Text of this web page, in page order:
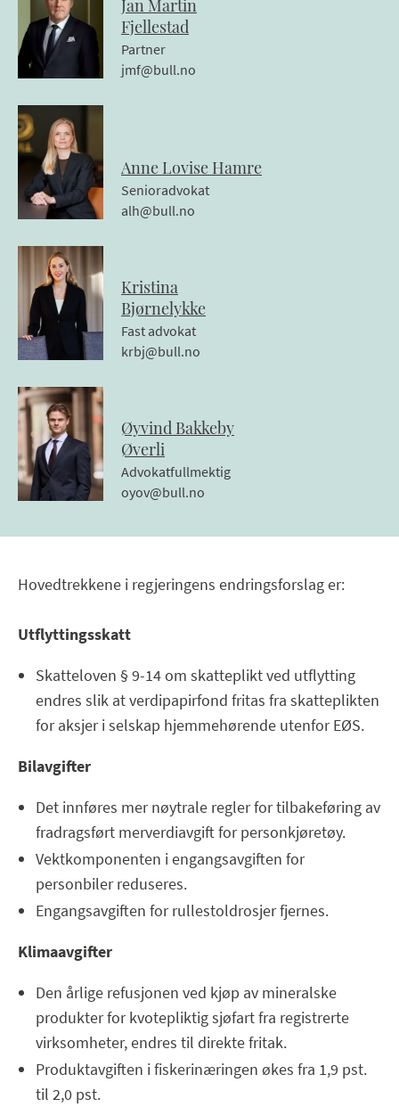
Jan Martin
Fjellestad
Partner
jmf@bull.no
Anne Lovise Hamre
Senioradvokat
alh@bull.no
Kristina
Bjørnelykke
Fast advokat
krbj@bull.no
Øyvind Bakkeby
Øverli
Advokatfullmektig
oyov@bull.no
Hovedtrekkene i regjeringens endringsforslag er:
Utflyttingsskatt
Skatteloven § 9-14 om skatteplikt ved utflytting
endres slik at verdipapirfond fritas fra skatteplikten
for aksjer i selskap hjemmehørende utenfor EØS.
Bilavgifter
Det innføres mer nøytrale regler for tilbakeføring av
fradragsført merverdiavgift for personkjøretøy.
Vektkomponenten i engangsavgiften for
personbiler reduseres.
Engangsavgiften for rullestoldrosjer fjernes.
Klimaavgifter
Den årlige refusjonen ved kjøp av mineralske
produkter for kvotepliktig sjøfart fra registrerte
virksomheter, endres til direkte fritak.
Produktavgiften i fiskerinæringen økes fra 1,9 pst.
til 2,0 pst.